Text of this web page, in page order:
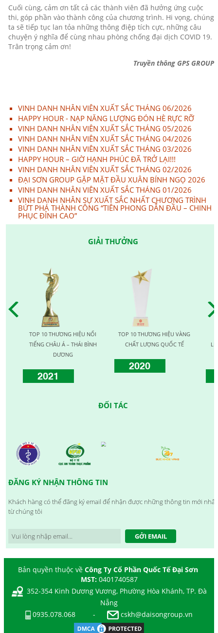
Cuối cùng, cảm ơn tất cả các thành viên đã hưởng ứng cuộc
thi, góp phần vào thành công của chương trình. Hi vọng, chúng
ta sẽ tiếp tục lan tỏa những thông điệp tích cực, những câu
chuyện ý nghĩa để cùng nhau phòng chống đại dịch COVID 19.
Trân trọng cảm ơn!
Truyền thông GPS GROUP
VINH DANH NHÂN VIÊN XUẤT SẮC THÁNG 06/2026
HAPPY HOUR - NẠP NĂNG LƯỢNG ĐÓN HÈ RỰC RỠ
VINH DANH NHÂN VIÊN XUẤT SẮC THÁNG 05/2026
VINH DANH NHÂN VIÊN XUẤT SẮC THÁNG 04/2026
VINH DANH NHÂN VIÊN XUẤT SẮC THÁNG 03/2026
HAPPY HOUR – GIỜ HẠNH PHÚC ĐÃ TRỞ LẠI!!!
VINH DANH NHÂN VIÊN XUẤT SẮC THÁNG 02/2026
ĐẠI SƠN GROUP GẶP MẶT ĐẦU XUÂN BÍNH NGỌ 2026
VINH DANH NHÂN VIÊN XUẤT SẮC THÁNG 01/2026
VINH DANH NHÂN SỰ XUẤT SẮC NHẤT CHƯƠNG TRÌNH
BỨT PHÁ THÀNH CÔNG “TIÊN PHONG DẪN ĐẦU – CHINH
PHỤC ĐỈNH CAO”
GIẢI THƯỞNG
TOP 10 THƯƠNG HIỆU NỔI
TIẾNG CHÂU Á – THÁI BÌNH
DƯƠNG
2021
TOP 10 THƯƠNG HIỆU VÀNG
CHẤT LƯỢNG QUỐC TẾ
2020
ĐỐI TÁC
ĐĂNG KÝ NHẬN THÔNG TIN
Khách hàng có thể đăng ký email để nhận được những thông tin mới nhất
từ chúng tôi
GỞI EMAIL
Bản quyền thuộc về Công Ty Cổ Phần Quốc Tế Đại Sơn
MST: 0401740587
352-354 Kinh Dương Vương, Phường Hòa Khánh, TP. Đà
Nẵng
0935.078.068
- cskh@daisongroup.vn